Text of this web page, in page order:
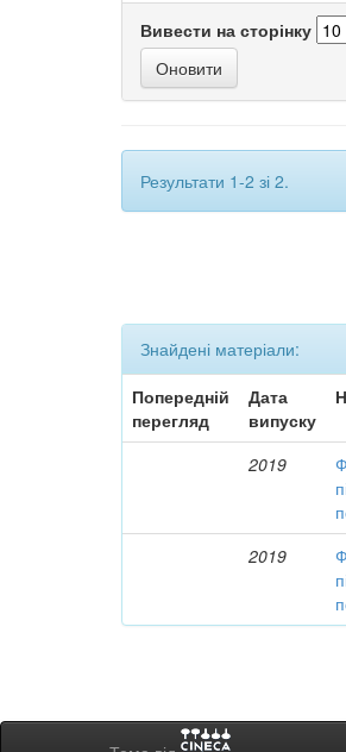
Вивести на сторінку
Результати 1-2 зі 2.
Знайдені матеріали:
Попередній
перегляд
Дата
випуску
2019
2019